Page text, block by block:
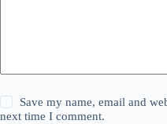
Save my name, email and
next time I comment.